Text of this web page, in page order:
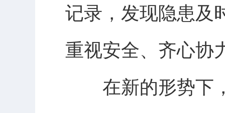
记录，发现隐患及
重视安全、齐心协
在新的形势下，